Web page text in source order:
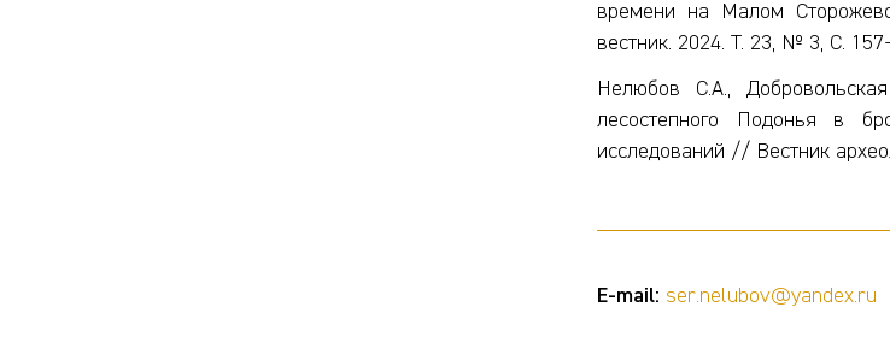
времени на Малом
вестник. 2024. Т. 23, № 3, С.
Нелюбов С.А.,
лесостепного Подонья в
исследований // Вестник
E-mail: ser.nelubov@yandex.ru